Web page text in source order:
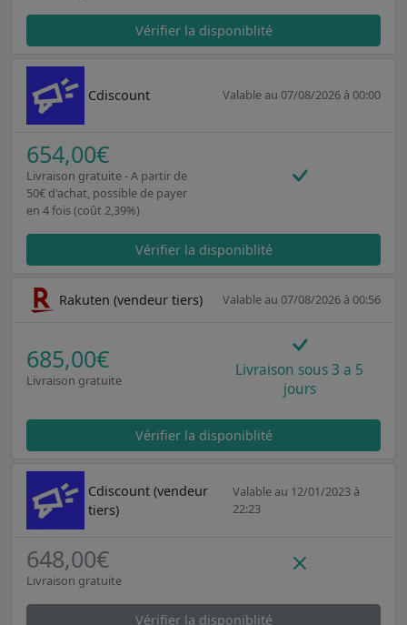
Vérifier la disponiblité
Cdiscount Valable au 07/08/2026 à 00:00
654,00€
Livraison gratuite - A partir de
50€ d'achat, possible de payer
en 4 fois (coût 2,39%)
Vérifier la disponiblité
Rakuten (vendeur tiers) Valable au 07/08/2026 à 00:56
685,00€
Livraison gratuite
Livraison sous 3 a 5
jours
Vérifier la disponiblité
Cdiscount (vendeur
tiers)
Valable au 12/01/2023 à
22:23
648,00€
Livraison gratuite
Vérifier la disponiblité